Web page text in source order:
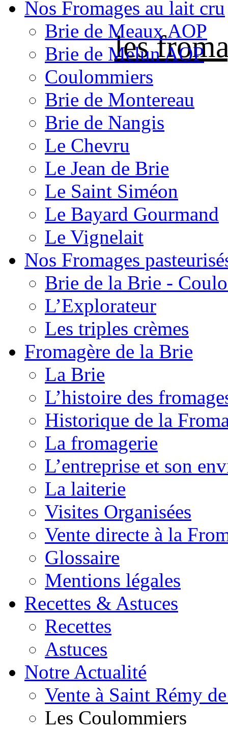
les
Nos Fromages au lait cru
Brie de Meaux AOP
Brie de Melun AOP
Coulommiers
Brie de Montereau
Brie de Nangis
Le Chevru
Le Jean de Brie
Le Saint Siméon
Le Bayard Gourmand
Le Vignelait
Nos Fromages
Brie de la Brie -
L’Explorateur
Les triples crèmes
Fromagère de la Brie
La Brie
L’histoire des
Historique de la
La fromagerie
L’entreprise et son
La laiterie
Visites Organisées
Vente directe à la
Glossaire
Mentions légales
Recettes & Astuces
Recettes
Astuces
Notre Actualité
Vente à Saint Rémy
Les Coulommiers